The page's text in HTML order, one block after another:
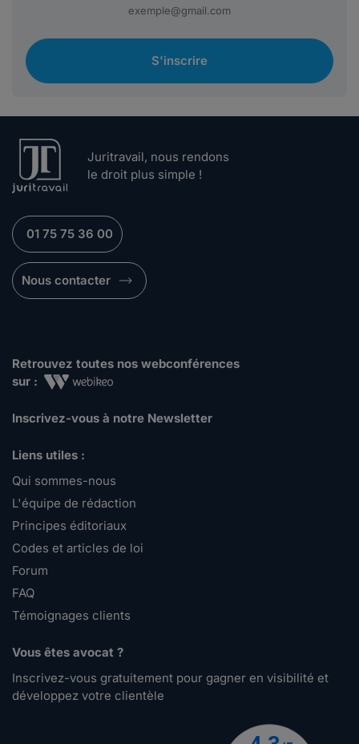
S'inscrire
Juritravail, nous rendons
le droit plus simple !
01 75 75 36 00
Nous contacter
Retrouvez toutes nos webconférences
sur :
Inscrivez-vous à notre Newsletter
Liens utiles :
Qui sommes-nous
L'équipe de rédaction
Principes éditoriaux
Codes et articles de loi
Forum
FAQ
Témoignages clients
Vous êtes avocat ?
Inscrivez-vous gratuitement pour gagner en visibilité et
développez votre clientèle